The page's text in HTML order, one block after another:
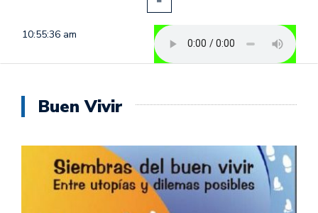
10:55:36 am
Buen Vivir